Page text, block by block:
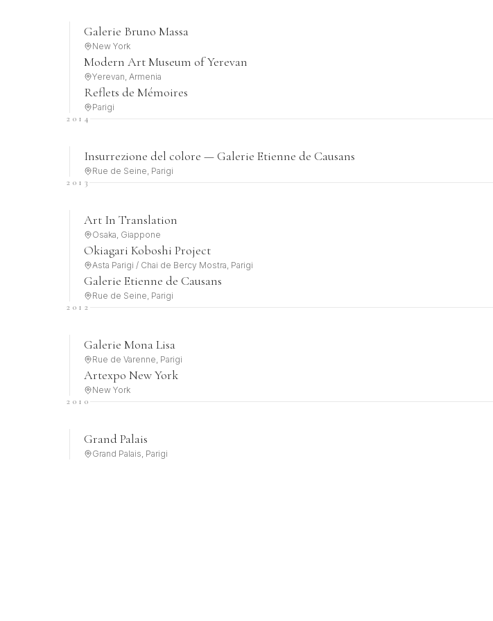
Galerie Bruno Massa
New York
Modern Art Museum of Yerevan
Yerevan, Armenia
Reflets de Mémoires
Parigi
2014
Insurrezione del colore — Galerie Etienne de Causans
Rue de Seine, Parigi
2013
Art In Translation
Osaka, Giappone
Okiagari Koboshi Project
Asta Parigi / Chai de Bercy Mostra, Parigi
Galerie Etienne de Causans
Rue de Seine, Parigi
2012
Galerie Mona Lisa
Rue de Varenne, Parigi
Artexpo New York
New York
2010
Grand Palais
Grand Palais, Parigi